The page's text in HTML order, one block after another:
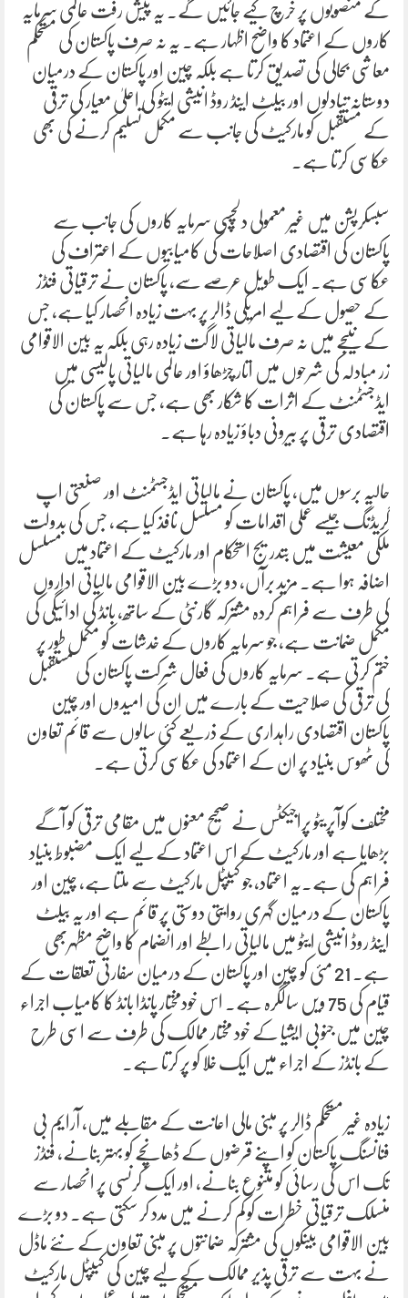
کے منصوبوں پر خرچ کیے جائیں گے۔ یہ پیش رفت عالمی سرمایہ
کاروں کے اعتماد کا واضح اظہار ہے۔ یہ نہ صرف پاکستان کی مستحکم
معاشی بحالی کی تصدیق کرتا ہے بلکہ چین اور پاکستان کے درمیان
دوستانہ تبادلوں اور بیلٹ اینڈ روڈ انیشی ایٹو کی اعلیٰ معیار کی ترقی
کے مستقبل کو مارکیٹ کی جانب سے مکمل تسلیم کرنے کی بھی
عکاسی کرتا ہے۔
سبسکرپشن میں غیر معمولی دلچسپی سرمایہ کاروں کی جانب سے
پاکستان کی اقتصادی اصلاحات کی کامیابیوں کے اعتراف کی
عکاسی ہے۔ ایک طویل عرصے سے، پاکستان نے ترقیاتی فنڈز
کے حصول کے لیے امریکی ڈالر پر بہت زیادہ انحصار کیا ہے، جس
کے نتیجے میں نہ صرف مالیاتی لاگت زیادہ رہی بلکہ یہ بین الاقوامی
زر مبادلہ کی شرحوں میں اتار چڑھاؤ اور عالمی مالیاتی پالیسی میں
ایڈجسٹمنٹ کے اثرات کا شکار بھی ہے، جس سے پاکستان کی
اقتصادی ترقی پر بیرونی دباؤ زیادہ رہا ہے۔
حالیہ برسوں میں، پاکستان نے مالیاتی ایڈجسٹمنٹ اور صنعتی اپ
گریڈنگ جیسے عملی اقدامات کو مسلسل نافذ کیا ہے، جس کی بدولت
ملکی معیشت میں بتدریج استحکام اور مارکیٹ کے اعتماد میں مسلسل
اضافہ ہوا ہے۔ مزید برآں، دو بڑے بین الاقوامی مالیاتی اداروں
کی طرف سے فراہم کردہ مشترکہ گارنٹی کے ساتھ، بانڈ کی ادائیگی کی
مکمل ضمانت ہے، جو سرمایہ کاروں کے خدشات کو مکمل طور پر
ختم کرتی ہے۔ سرمایہ کاروں کی فعال شرکت پاکستان کی مستقبل
کی ترقی کی صلاحیت کے بارے میں ان کی امیدوں اور چین
پاکستان اقتصادی راہداری کے ذریعے کئی سالوں سے قائم تعاون
کی ٹھوس بنیاد پر ان کے اعتماد کی عکاسی کرتی ہے۔
مختلف کوآپریٹو پراجیکٹس نے صحیح معنوں میں مقامی ترقی کو آگے
بڑھایا ہے اور مارکیٹ کے اس اعتماد کے لیے ایک مضبوط بنیاد
فراہم کی ہے۔یہ اعتماد، جو کیپٹل مارکیٹ سے ملتا ہے، چین اور
پاکستان کے درمیان گہری روایتی دوستی پر قائم ہے اور یہ بیلٹ
اینڈ روڈ انیشی ایٹو میں مالیاتی رابطے اور انضمام کا واضح مظہربھی
ہے۔ 21 مئی کو چین اور پاکستان کے درمیان سفارتی تعلقات کے
قیام کی 75 ویں سالگرہ ہے۔ اس خودمختار پانڈا بانڈ کا کامیاب اجراء
چین میں جنوبی ایشیا کے خود مختار ممالک کی طرف سے اسی طرح
کے بانڈز کے اجراء میں ایک خلا کو پر کرتا ہے۔
زیادہ غیر مستحکم ڈالر پر مبنی مالی اعانت کے مقابلے میں، آرایم بی
فنانسنگ پاکستان کو اپنے قرضوں کے ڈھانچے کو بہتر بنانے، فنڈز
تک اس کی رسائی کو متنوع بنانے، اور ایک کرنسی پر انحصار سے
منسلک ترقیاتی خطرات کو کم کرنے میں مدد کر سکتی ہے۔ دو بڑے
بین الاقوامی بینکوں کی مشترکہ ضمانتوں پر مبنی تعاون کے نئے ماڈل
نے بہت سے ترقی پذیر ممالک کے لیے چین کی کیپٹل مارکیٹ